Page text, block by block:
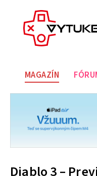
MAGAZÍN
Diablo 3 –